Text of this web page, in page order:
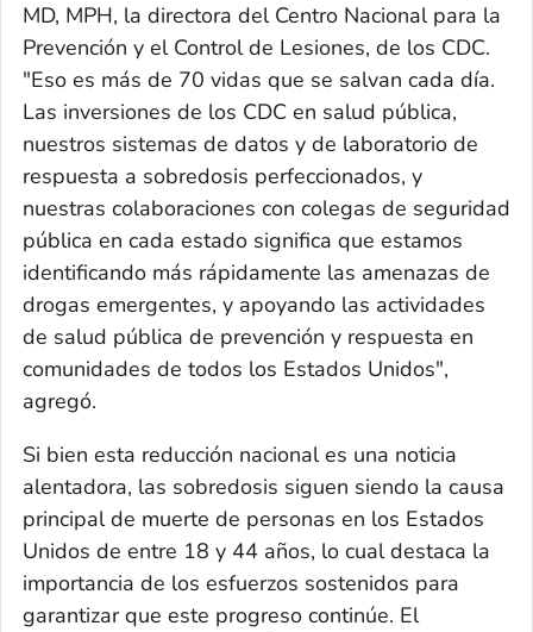
MD, MPH, la directora del Centro Nacional para la
Prevención y el Control de Lesiones, de los CDC.
"Eso es más de 70 vidas que se salvan cada día.
Las inversiones de los CDC en salud pública,
nuestros sistemas de datos y de laboratorio de
respuesta a sobredosis perfeccionados, y
nuestras colaboraciones con colegas de seguridad
pública en cada estado significa que estamos
identificando más rápidamente las amenazas de
drogas emergentes, y apoyando las actividades
de salud pública de prevención y respuesta en
comunidades de todos los Estados Unidos",
agregó.
Si bien esta reducción nacional es una noticia
alentadora, las sobredosis siguen siendo la causa
principal de muerte de personas en los Estados
Unidos de entre 18 y 44 años, lo cual destaca la
importancia de los esfuerzos sostenidos para
garantizar que este progreso continúe. El